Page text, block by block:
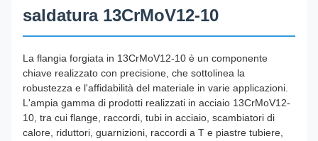
saldatura 13CrMoV12-10
La flangia forgiata in 13CrMoV12-10 è un componente
chiave realizzato con precisione, che sottolinea la
robustezza e l'affidabilità del materiale in varie applicazioni.
L'ampia gamma di prodotti realizzati in acciaio 13CrMoV12-
10, tra cui flange, raccordi, tubi in acciaio, scambiatori di
calore, riduttori, guarnizioni, raccordi a T e piastre tubiere,